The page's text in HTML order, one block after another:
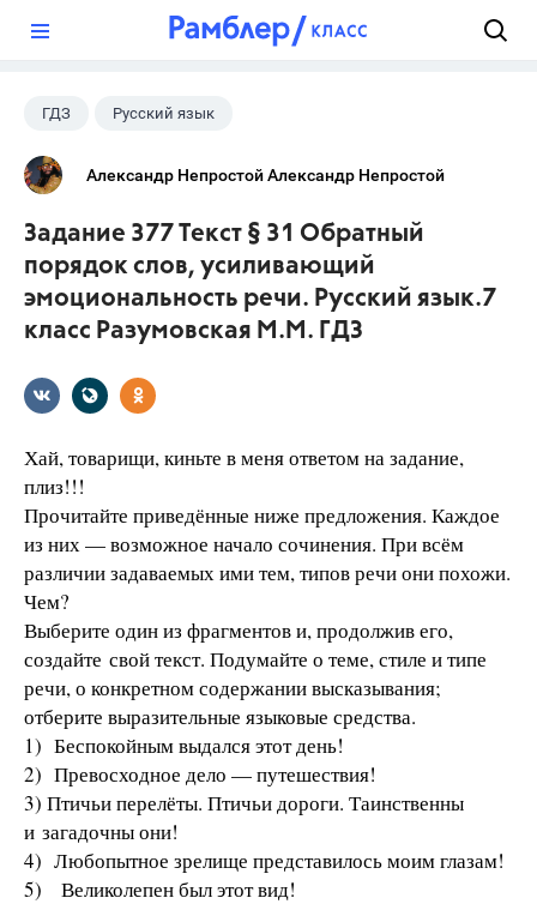
ГДЗ Русский язык
Разумовская М.М.
Александр Непростой Александр Непростой
Задание 377 Текст § 31 Обратный
порядок слов, усиливающий
эмоциональность речи. Русский язык.7
класс Разумовская М.М. ГДЗ
Хай, товарищи, киньте в меня ответом на задание,
плиз!!!
Прочитайте приведённые ниже предложения. Каждое
из них — возможное начало сочинения. При всём
различии задаваемых ими тем, типов речи они похожи.
Чем?
Выберите один из фрагментов и, продолжив его,
создайте свой текст. Подумайте о теме, стиле и типе
речи, о конкретном содержании высказывания;
отберите выразительные языковые средства.
1) Беспокойным выдался этот день!
2) Превосходное дело — путешествия!
3) Птичьи перелёты. Птичьи дороги. Таинственны
и загадочны они!
4) Любопытное зрелище представилось моим глазам!
5) Великолепен был этот вид!